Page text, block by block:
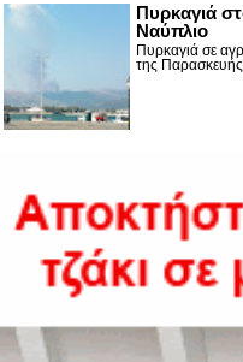
Πυρκαγιά
Ναύπλιο
Πυρκαγιά σε
της Παρασκευής